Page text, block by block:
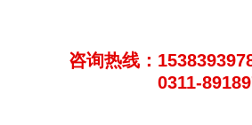
咨询热线：
0311-